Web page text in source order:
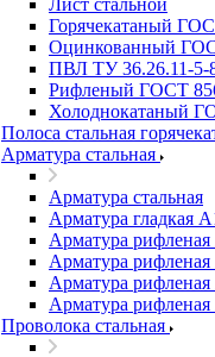
Лист стальной
Горячекатаный
Оцинкованный
ПВЛ ТУ 36.26.11-5-
Рифленый ГОСТ
Холоднокатаный
Полоса стальная
Арматура стальная
Арматура стальная
Арматура гладкая
Арматура
Арматура
Арматура
Арматура
Проволока стальная